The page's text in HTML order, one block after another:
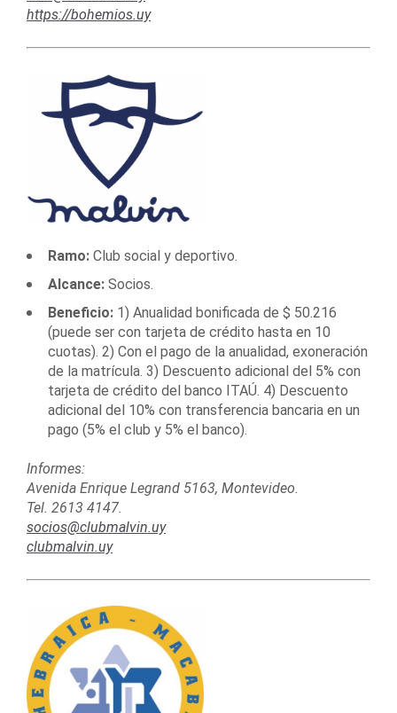
https://bohemios.uy
Ramo: Club social y deportivo.
Alcance: Socios.
Beneficio: 1) Anualidad bonificada de $ 50.216
(puede ser con tarjeta de crédito hasta en 10
cuotas). 2) Con el pago de la anualidad, exoneración
de la matrícula. 3) Descuento adicional del 5% con
tarjeta de crédito del banco ITAÚ. 4) Descuento
adicional del 10% con transferencia bancaria en un
pago (5% el club y 5% el banco).
Informes:
Avenida Enrique Legrand 5163, Montevideo.
Tel. 2613 4147.
socios@clubmalvin.uy
clubmalvin.uy